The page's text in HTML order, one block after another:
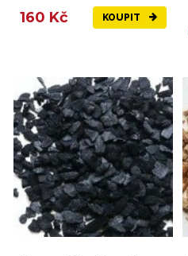
160 Kč KOUPIT